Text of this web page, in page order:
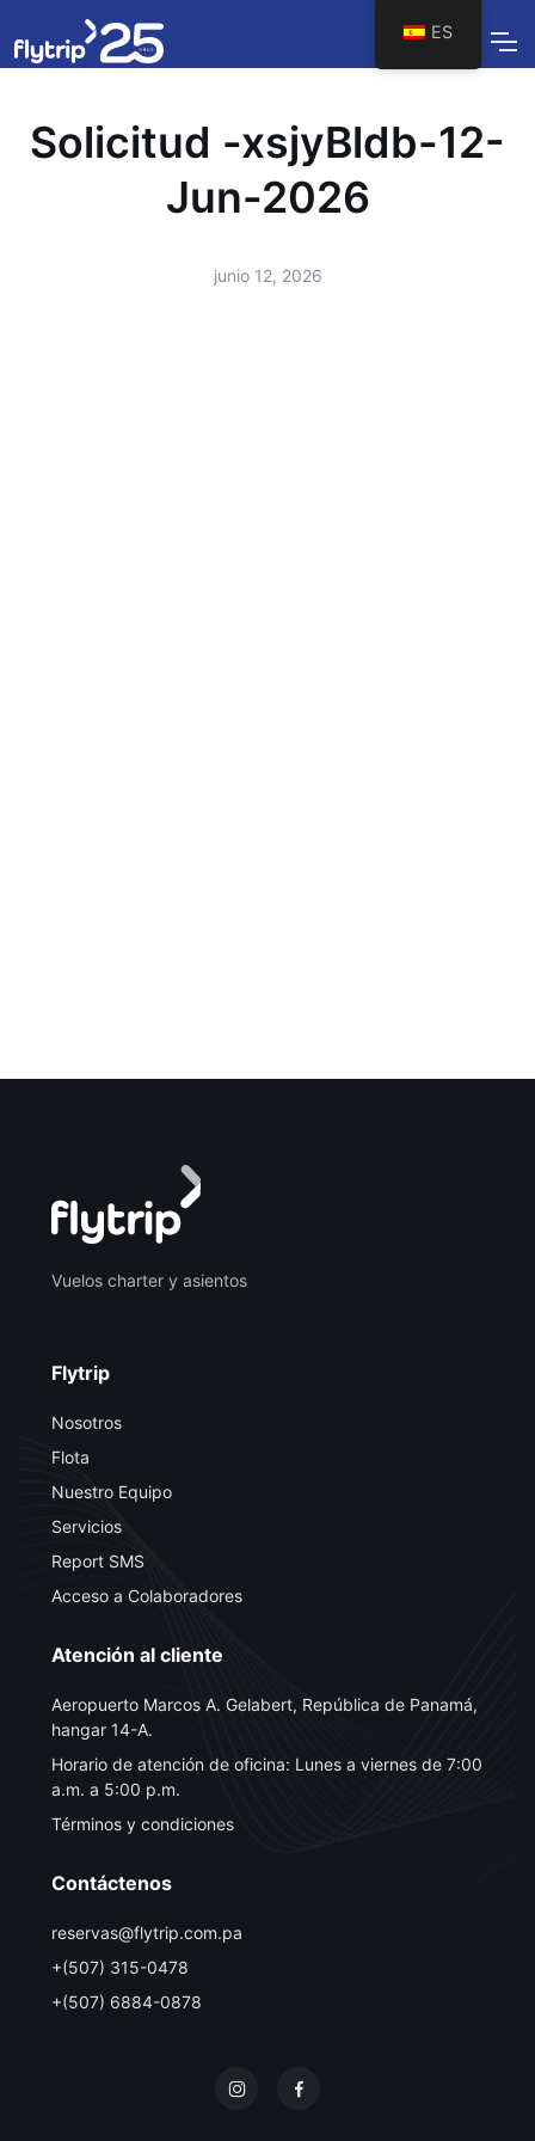
Solicitud -xsjyBldb-12-
Jun-2026
junio 12, 2026
Vuelos charter y asientos
Flytrip
Nosotros
Flota
Nuestro Equipo
Servicios
Report SMS
Acceso a Colaboradores
Atención al cliente
Aeropuerto Marcos A. Gelabert, República de Panamá,
hangar 14-A.
Horario de atención de oficina: Lunes a viernes de 7:00
a.m. a 5:00 p.m.
Términos y condiciones
Contáctenos
reservas@flytrip.com.pa
+(507) 315-0478
+(507) 6884-0878
ES